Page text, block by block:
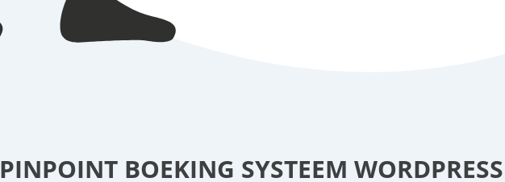
PINPOINT BOEKING SYSTEEM